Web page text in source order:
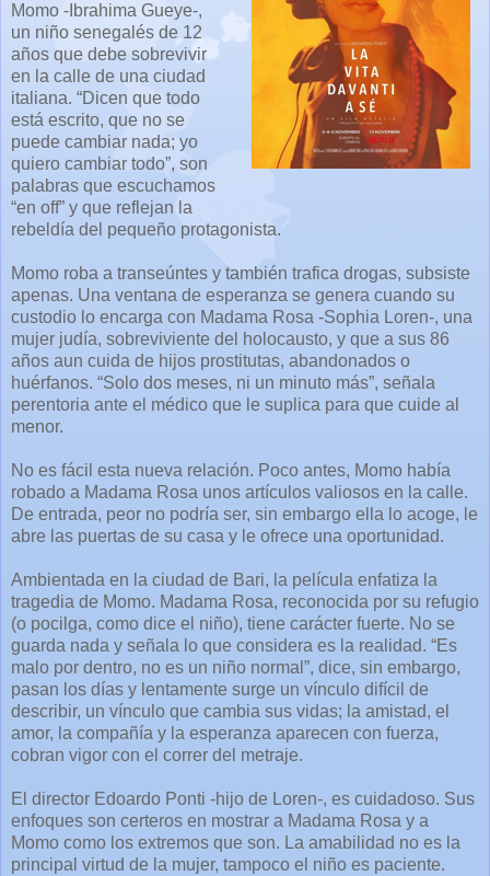
Momo -Ibrahima Gueye-,
un niño senegalés de 12
años que debe sobrevivir
en la calle de una ciudad
italiana. “Dicen que todo
está escrito, que no se
puede cambiar nada; yo
quiero cambiar todo”, son
palabras que escuchamos
“en off” y que reflejan la
rebeldía del pequeño protagonista.
Momo roba a transeúntes y también trafica drogas, subsiste
apenas. Una ventana de esperanza se genera cuando su
custodio lo encarga con Madama Rosa -Sophia Loren-, una
mujer judía, sobreviviente del holocausto, y que a sus 86
años aun cuida de hijos prostitutas, abandonados o
huérfanos. “Solo dos meses, ni un minuto más”, señala
perentoria ante el médico que le suplica para que cuide al
menor.
No es fácil esta nueva relación. Poco antes, Momo había
robado a Madama Rosa unos artículos valiosos en la calle.
De entrada, peor no podría ser, sin embargo ella lo acoge, le
abre las puertas de su casa y le ofrece una oportunidad.
Ambientada en la ciudad de Bari, la película enfatiza la
tragedia de Momo. Madama Rosa, reconocida por su refugio
(o pocilga, como dice el niño), tiene carácter fuerte. No se
guarda nada y señala lo que considera es la realidad. “Es
malo por dentro, no es un niño normal”, dice, sin embargo,
pasan los días y lentamente surge un vínculo difícil de
describir, un vínculo que cambia sus vidas; la amistad, el
amor, la compañía y la esperanza aparecen con fuerza,
cobran vigor con el correr del metraje.
El director Edoardo Ponti -hijo de Loren-, es cuidadoso. Sus
enfoques son certeros en mostrar a Madama Rosa y a
Momo como los extremos que son. La amabilidad no es la
principal virtud de la mujer, tampoco el niño es paciente.